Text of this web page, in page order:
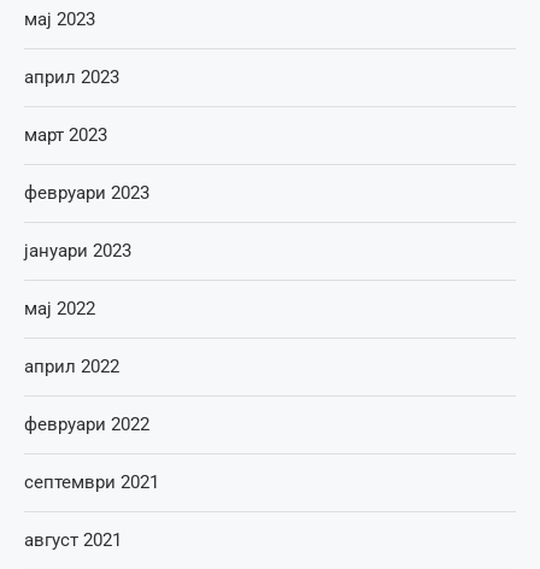
мај 2023
април 2023
март 2023
февруари 2023
јануари 2023
мај 2022
април 2022
февруари 2022
септември 2021
август 2021